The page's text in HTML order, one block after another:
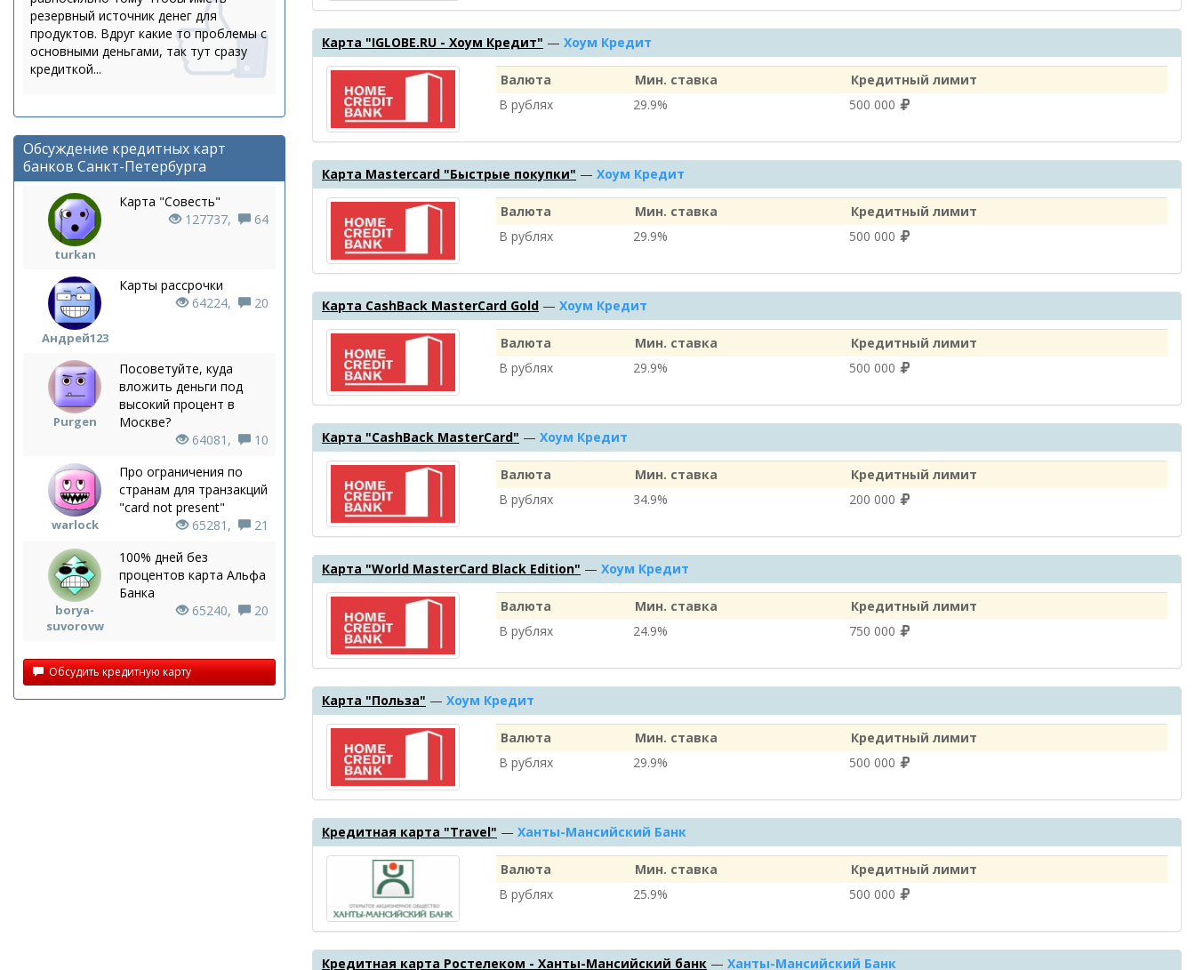
резервный источник денег для
продуктов. Вдруг какие то проблемы с
основными деньгами, так тут сразу
кредиткой...
Обсуждение кредитных карт
банков Санкт-Петербурга
turkan
Карта "Совесть"
127737,
64
Андрей123
Карты рассрочки
64224,
20
Purgen
Посоветуйте, куда
вложить деньги под
высокий процент в
Москве?
64081,
10
warlock
Про ограничения по
странам для транзакций
"card not present"
65281,
21
borya-
suvorovw
100% дней без
процентов карта Альфа
Банка
65240,
20
Обсудить кредитную карту
Карта "IGLOBE.RU - Хоум Кредит" — Хоум Кредит
Валюта Мин. ставка
Кредитный лимит
В рублях
29.9% 500 000
Карта Mastercard "Быстрые покупки" — Хоум Кредит
Валюта Мин. ставка
Кредитный лимит
В рублях
29.9% 500 000
Карта CashBack MasterCard Gold — Хоум Кредит
Валюта Мин. ставка
Кредитный лимит
В рублях
29.9% 500 000
Карта "CashBack MasterCard" — Хоум Кредит
Валюта Мин. ставка
Кредитный лимит
В рублях
34.9% 200 000
Карта "World MasterСard Black Edition" — Хоум Кредит
Валюта Мин. ставка
Кредитный лимит
В рублях
24.9% 750 000
Карта "Польза" — Хоум Кредит
Валюта Мин. ставка
Кредитный лимит
В рублях
29.9% 500 000
Кредитная карта "Travel" — Ханты-Мансийский Банк
Валюта Мин. ставка
Кредитный лимит
В рублях
25.9% 500 000
Кредитная карта Ростелеком - Ханты-Мансийский банк — Ханты-Мансийский Банк